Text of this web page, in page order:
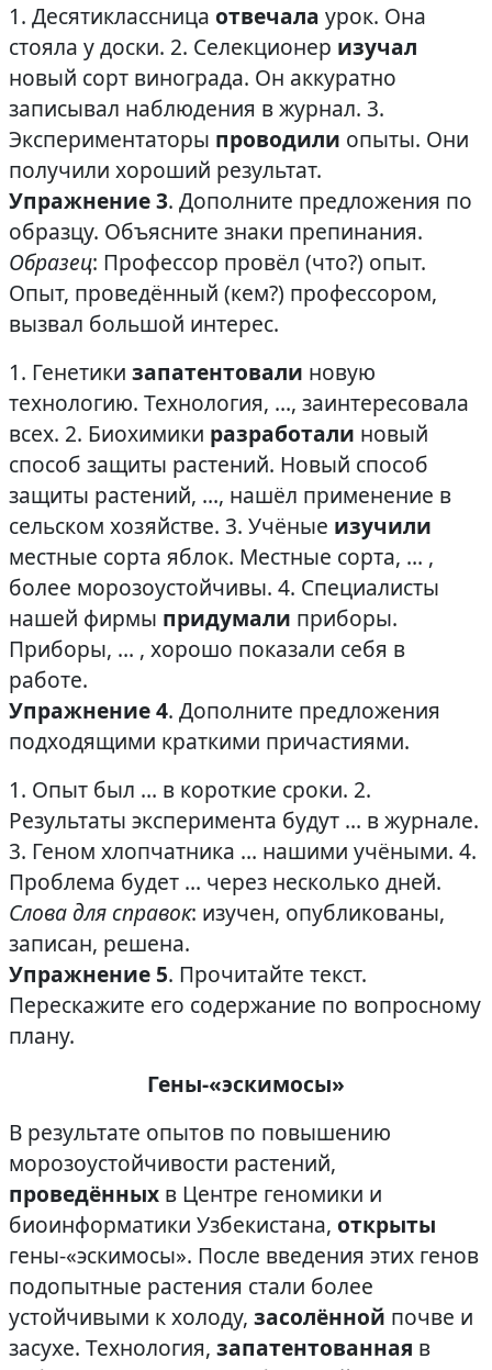
1. Десятиклассница отвечала урок. Она
стояла у доски. 2. Селекционер изучал
новый сорт винограда. Он аккуратно
записывал наблюдения в журнал. 3.
Экспериментаторы проводили опыты. Они
получили хороший результат.
Упражнение 3. Дополните предложения по
образцу. Объясните знаки препинания.
Образец: Профессор провёл (что?) опыт.
Опыт, проведённый (кем?) профессором,
вызвал большой интерес.
1. Генетики запатентовали новую
технологию. Технология, …, заинтересовала
всех. 2. Биохимики разработали новый
способ защиты растений. Новый способ
защиты растений, …, нашёл применение в
сельском хозяйстве. 3. Учёные изучили
местные сорта яблок. Местные сорта, … ,
более морозоустойчивы. 4. Специалисты
нашей фирмы придумали приборы.
Приборы, … , хорошо показали себя в
работе.
Упражнение 4. Дополните предложения
подходящими краткими причастиями.
1. Опыт был … в короткие сроки. 2.
Результаты эксперимента будут … в журнале.
3. Геном хлопчатника … нашими учёными. 4.
Проблема будет … через несколько дней.
Слова для справок: изучен, опубликованы,
записан, решена.
Упражнение 5. Прочитайте текст.
Перескажите его содержание по вопросному
плану.
Гены-«эскимосы»
В результате опытов по повышению
морозоустойчивости растений,
проведённых в Центре геномики и
биоинформатики Узбекистана, открыты
гены-«эскимосы». После введения этих генов
подопытные растения стали более
устойчивыми к холоду, засолённой почве и
засухе. Технология, запатентованная в